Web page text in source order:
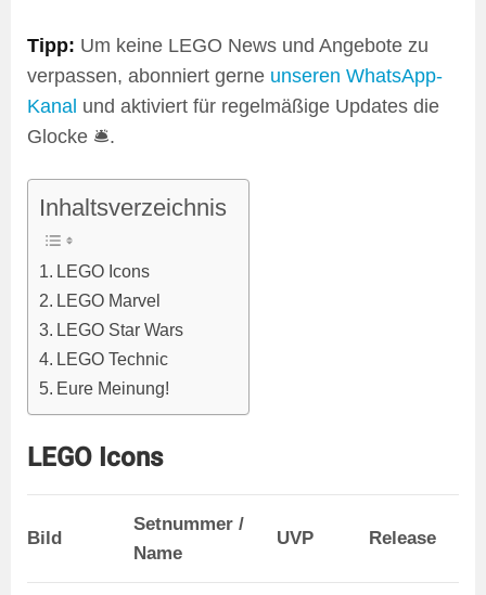
Tipp: Um keine LEGO News und Angebote zu
verpassen, abonniert gerne unseren WhatsApp-
Kanal und aktiviert für regelmäßige Updates die
Glocke 🛎️.
Inhaltsverzeichnis
LEGO Icons
LEGO Marvel
LEGO Star Wars
LEGO Technic
Eure Meinung!
LEGO Icons
Bild
Setnummer /
Name
UVP Release